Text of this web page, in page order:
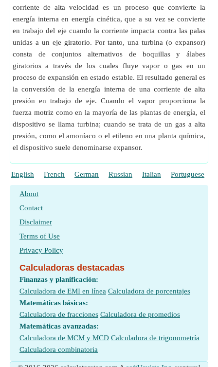
corriente de alta velocidad es un proceso que convierte la
energía interna en energía cinética, que a su vez se convierte
en trabajo del eje cuando la corriente impacta contra las palas
unidas a un eje giratorio. Por tanto, una turbina (o expansor)
consta de conjuntos alternativos de boquillas y álabes
giratorios a través de los cuales fluye vapor o gas en un
proceso de expansión en estado estable. El resultado general es
la conversión de la energía interna de una corriente de alta
presión en trabajo de eje. Cuando el vapor proporciona la
fuerza motriz como en la mayoría de las plantas de energía, el
dispositivo se llama turbina; cuando se trata de un gas a alta
presión, como el amoníaco o el etileno en una planta química,
el dispositivo suele denominarse expansor.
English French German Russian Italian Portuguese
About
Contact
Disclaimer
Terms of Use
Privacy Policy
Calculadoras destacadas
Finanzas y planificación:
Calculadora de EMI en línea Calculadora de porcentajes
Matemáticas básicas:
Calculadora de fracciones Calculadora de promedios
Matemáticas avanzadas:
Calculadora de MCM y MCD Calculadora de trigonometría
Calculadora combinatoria